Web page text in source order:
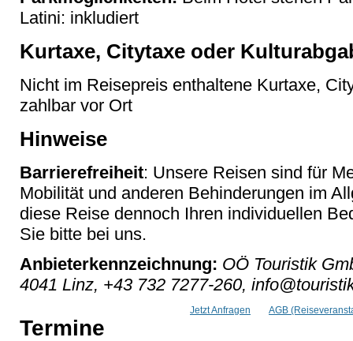
Latini: inkludiert
Kurtaxe, Citytaxe oder
Nicht im Reisepreis enthaltene Kurtaxe,
zahlbar vor Ort
Hinweise
Barrierefreiheit: Unsere Reisen sind für
Mobilität und anderen Behinderungen im
diese Reise dennoch Ihren individuellen
Sie bitte bei uns.
Anbieterkennzeichnung: OÖ Touristik
4041 Linz, +43 732 7277-260,
Jetzt Anfragen AGB
Termine